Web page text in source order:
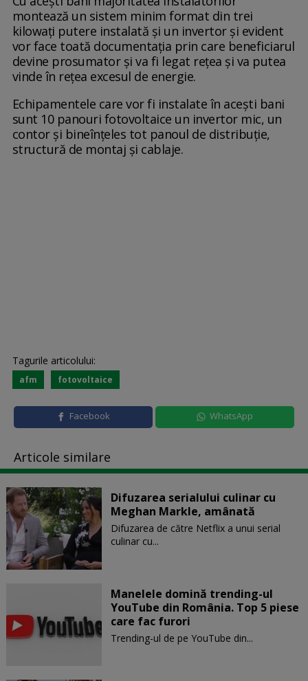
montează un sistem minim format din trei
kilowați putere instalată și un invertor și evident
vor face toată documentația prin care beneficiarul
devine prosumator și va fi legat rețea și va putea
vinde în rețea excesul de energie.
Echipamentele care vor fi instalate în acești bani
sunt 10 panouri fotovoltaice un invertor mic, un
contor și bineînțeles tot panoul de distribuție,
structură de montaj și cablaje.
Tagurile articolului:
afm fotovoltaice
Facebook WhatsApp
Articole similare
Difuzarea serialului culinar cu
Meghan Markle, amânată
Difuzarea de către Netflix a unui serial
culinar cu...
Manelele domină trending-ul
YouTube din România. Top 5 piese
care fac furori
Trending-ul de pe YouTube din...